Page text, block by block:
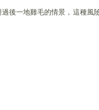
後一地雞毛的情景，這種風